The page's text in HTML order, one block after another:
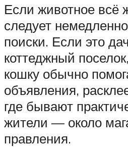
Если животное всё
следует
поиски. Если это
коттеджный
кошку обычно
объявления,
где бывают
жители — около
правления.